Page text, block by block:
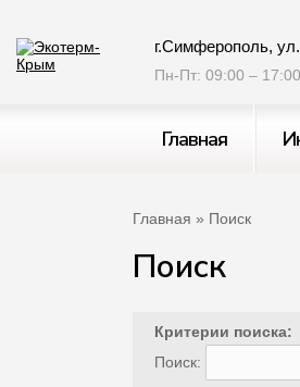
г.Симферополь,
Пн-Пт: 09:00 –
Главная
Главная » Поиск
Поиск
Критерии поиска:
Поиск: